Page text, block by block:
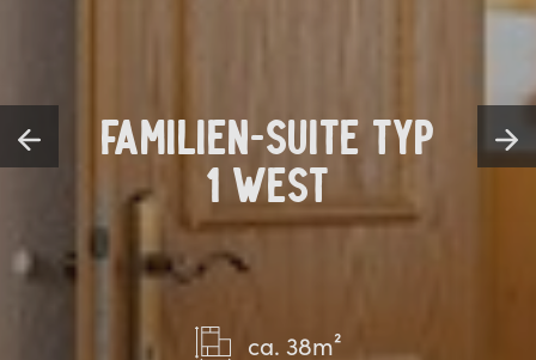
FAMILIEN-SUITE TYP
1 WEST
ca. 38m²